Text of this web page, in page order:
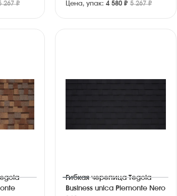
267 ₽ Цена, упак: 4 580 ₽ 5 267 ₽
Гибкая черепица Tegola
Business unica Piemonte Nero